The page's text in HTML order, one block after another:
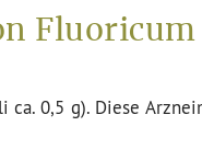
0,5 g). Diese